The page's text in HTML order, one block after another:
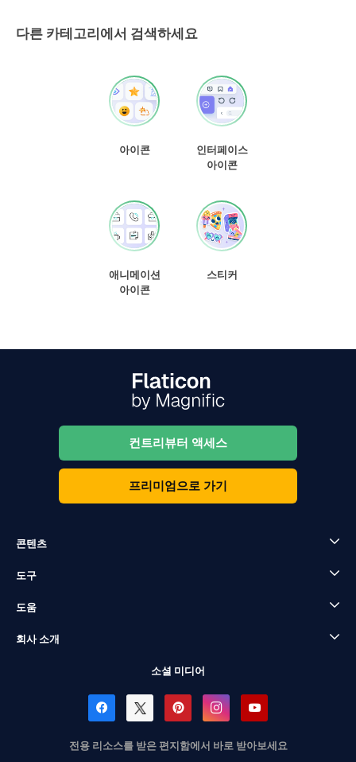
다른 카테고리에서 검색하세요
아이콘
인터페이스
아이콘
애니메이션
아이콘
스티커
컨트리뷰터 액세스
프리미엄으로 가기
콘텐츠
도구
도움
회사 소개
소셜 미디어
전용 리소스를 받은 편지함에서 바로 받아보세요